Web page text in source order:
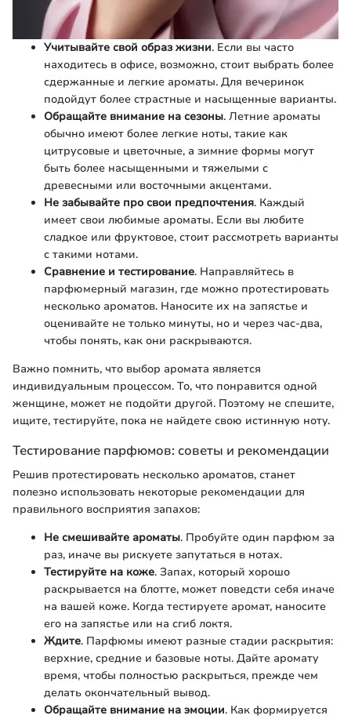
Учитывайте свой образ жизни. Если вы часто
находитесь в офисе, возможно, стоит выбрать более
сдержанные и легкие ароматы. Для вечеринок
подойдут более страстные и насыщенные варианты.
Обращайте внимание на сезоны. Летние ароматы
обычно имеют более легкие ноты, такие как
цитрусовые и цветочные, а зимние формы могут
быть более насыщенными и тяжелыми с
древесными или восточными акцентами.
Не забывайте про свои предпочтения. Каждый
имеет свои любимые ароматы. Если вы любите
сладкое или фруктовое, стоит рассмотреть варианты
с такими нотами.
Сравнение и тестирование. Направляйтесь в
парфюмерный магазин, где можно протестировать
несколько ароматов. Наносите их на запястье и
оценивайте не только минуты, но и через час-два,
чтобы понять, как они раскрываются.
Важно помнить, что выбор аромата является
индивидуальным процессом. То, что понравится одной
женщине, может не подойти другой. Поэтому не спешите,
ищите, тестируйте, пока не найдете свою истинную ноту.
Тестирование парфюмов: советы и рекомендации
Решив протестировать несколько ароматов, станет
полезно использовать некоторые рекомендации для
правильного восприятия запахов:
Не смешивайте ароматы. Пробуйте один парфюм за
раз, иначе вы рискуете запутаться в нотах.
Тестируйте на коже. Запах, который хорошо
раскрывается на блотте, может поведсти себя иначе
на вашей коже. Когда тестируете аромат, наносите
его на запястье или на сгиб локтя.
Ждите. Парфюмы имеют разные стадии раскрытия:
верхние, средние и базовые ноты. Дайте аромату
время, чтобы полностью раскрыться, прежде чем
делать окончательный вывод.
Обращайте внимание на эмоции. Как формируется